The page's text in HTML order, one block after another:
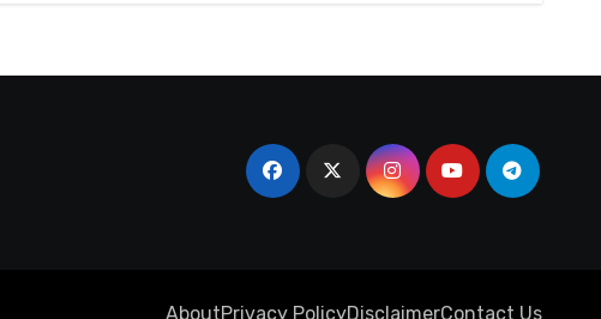
AboutPrivacy PolicyDisclaimerContact Us